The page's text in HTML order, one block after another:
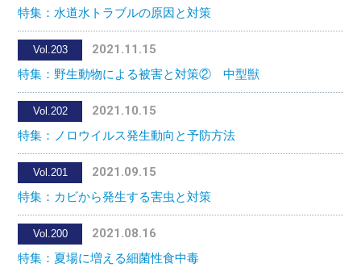
特集：水道水トラブルの原因と対策
Vol.203
2021.11.15
特集：野生動物による被害と対策② 中型獣
Vol.202
2021.10.15
特集：ノロウイルス発生動向と予防方法
Vol.201
2021.09.15
特集：カビから発生する害虫と対策
Vol.200
2021.08.16
特集：夏場に増える細菌性食中毒